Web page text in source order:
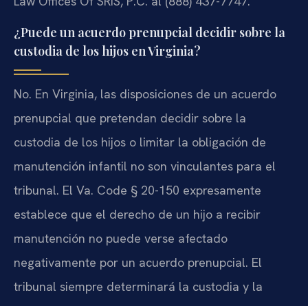
¿Puede un acuerdo prenupcial decidir sobre la
custodia de los hijos en Virginia?
No. En Virginia, las disposiciones de un acuerdo
prenupcial que pretendan decidir sobre la
custodia de los hijos o limitar la obligación de
manutención infantil no son vinculantes para el
tribunal. El Va. Code § 20-150 expresamente
establece que el derecho de un hijo a recibir
manutención no puede verse afectado
negativamente por un acuerdo prenupcial. El
tribunal siempre determinará la custodia y la